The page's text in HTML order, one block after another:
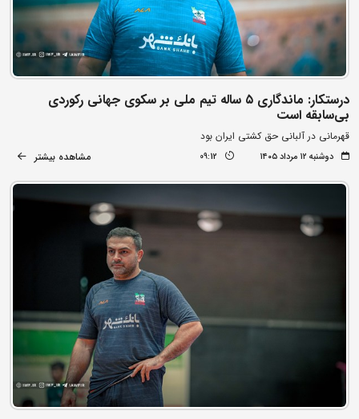
درستکار: ماندگاری ۵ ساله تیم ملی بر سکوی جهانی رکوردی
بی‌سابقه است
قهرمانی در آلبانی حق کشتی ایران بود
دوشنبه ۱۲ مرداد ۱۴۰۵ 09:12 مشاهده بیشتر